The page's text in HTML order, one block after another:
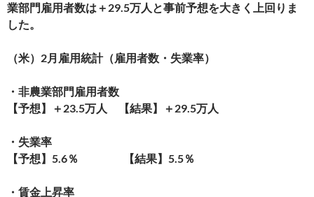
業部門雇用者数は＋29.5万人と事前予想を大きく上回りま
した。
（米）2月雇用統計（雇用者数・失業率）
・非農業部門雇用者数
【予想】＋23.5万人 【結果】＋29.5万人
・失業率
【予想】5.6％ 【結果】5.5％
・賃金上昇率